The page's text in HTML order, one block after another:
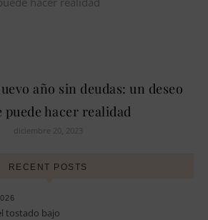
año sin deudas: un deseo
puede hacer realidad
diciembre 20, 2023
RECENT POSTS
tostado bajo